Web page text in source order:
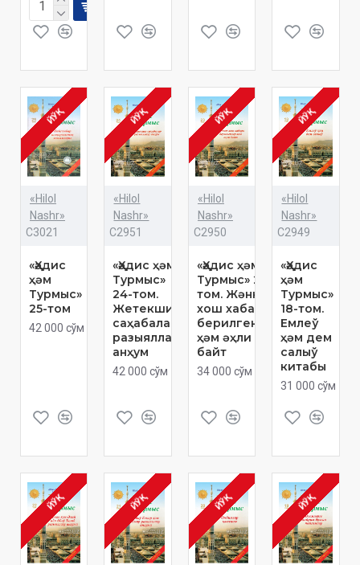
ЙЎҚ
«Hilol
Nashr»
C3021
«Ҳәдис
ҳәм
Турмыс»
25-том
42 000 сўм
ЙЎҚ
«Hilol
Nashr»
C2951
«Ҳәдис ҳәм
Турмыс»
24-том.
Жетекши
саҳабалар
разыяллаҳу
анҳум
42 000 сўм
ЙЎҚ
«Hilol
Nashr»
C2950
«Ҳәдис ҳәм
Турмыс» 23-
том. Жәннет
хош хабары
берилгенлер
ҳәм әҳли
байт
34 000 сўм
ЙЎҚ
«Hilol
Nashr»
C2949
«Ҳәдис
ҳәм
Турмыс»
18-том.
Емлеў
ҳәм дем
салыў
китабы
31 000 сўм
ЙЎҚ ЙЎҚ ЙЎҚ ЙЎҚ